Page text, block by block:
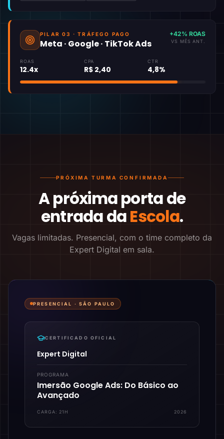
PILAR 03 · TRÁFEGO PAGO
Meta · Google · TikTok Ads
+42% ROAS
VS MÊS ANT.
ROAS
12.4x
CPA
R$ 2,40
CTR
4,8%
PRÓXIMA TURMA CONFIRMADA
A próxima porta de
entrada daEscola.
Vagas limitadas. Presencial, com o time completo da
Expert Digital em sala.
PRESENCIAL ·SÃO PAULO
CERTIFICADO OFICIAL
Expert Digital
PROGRAMA
Imersão Google Ads: Do Básico ao
Avançado
CARGA: 21H 2026